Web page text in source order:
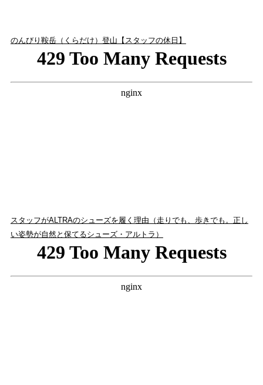
のんびり鞍岳（くらだけ）登山【スタッフの休日】
スタッフがALTRAのシューズを履く理由（走りでも、歩きでも。正し
い姿勢が自然と保てるシューズ・アルトラ）